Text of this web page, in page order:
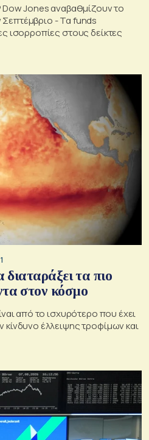
Dow Jones αναβαθμίζουν το
- Τα funds
ισορροπίες στους δείκτες
διαταράξει τα πιο
στον κόσμο
από το ισχυρότερο που έχει
κίνδυνο έλλειψης τροφίμων και